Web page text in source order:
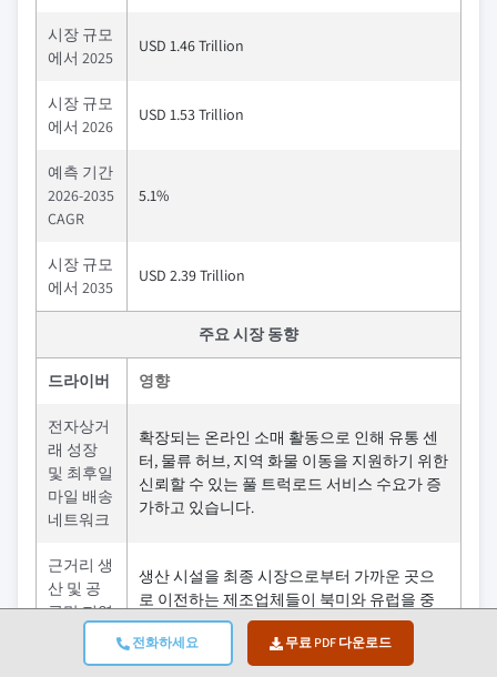
전화하세요 무료 PDF 다운로드
시장 규모
에서 2025
USD 1.46 Trillion
시장 규모
에서 2026
USD 1.53 Trillion
예측 기간
2026-2035
CAGR
5.1%
시장 규모
에서 2035
USD 2.39 Trillion
주요 시장 동향
드라이버 영향
전자상거
래 성장
및 최후일
마일 배송
네트워크
확장되는 온라인 소매 활동으로 인해 유통 센
터, 물류 허브, 지역 화물 이동을 지원하기 위한
신뢰할 수 있는 풀 트럭로드 서비스 수요가 증
가하고 있습니다.
근거리 생
산 및 공
급망 지역
화물 증가
생산 시설을 최종 시장으로부터 가까운 곳으
로 이전하는 제조업체들이 북미와 유럽을 중
심으로 국내 및 국경 간 트럭로드 운송량을 늘
리고 있습니다.